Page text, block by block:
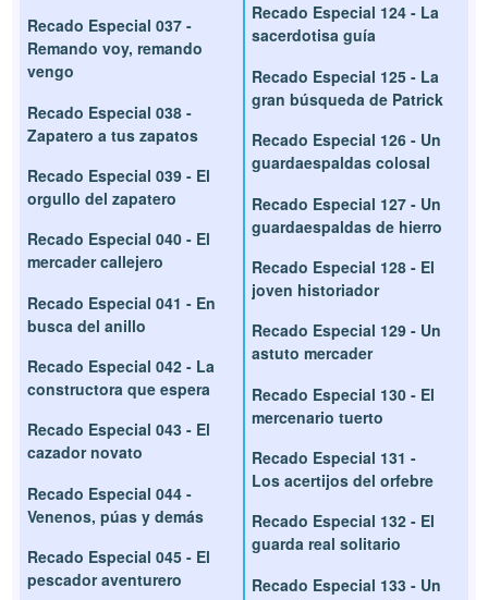
Recado Especial 037 -
Remando voy, remando
vengo
Recado Especial 038 -
Zapatero a tus zapatos
Recado Especial 039 - El
orgullo del zapatero
Recado Especial 040 - El
mercader callejero
Recado Especial 041 - En
busca del anillo
Recado Especial 042 - La
constructora que espera
Recado Especial 043 - El
cazador novato
Recado Especial 044 -
Venenos, púas y demás
Recado Especial 045 - El
pescador aventurero
Recado Especial 124 - La
sacerdotisa guía
Recado Especial 125 - La
gran búsqueda de Patrick
Recado Especial 126 - Un
guardaespaldas colosal
Recado Especial 127 - Un
guardaespaldas de hierro
Recado Especial 128 - El
joven historiador
Recado Especial 129 - Un
astuto mercader
Recado Especial 130 - El
mercenario tuerto
Recado Especial 131 -
Los acertijos del orfebre
Recado Especial 132 - El
guarda real solitario
Recado Especial 133 - Un